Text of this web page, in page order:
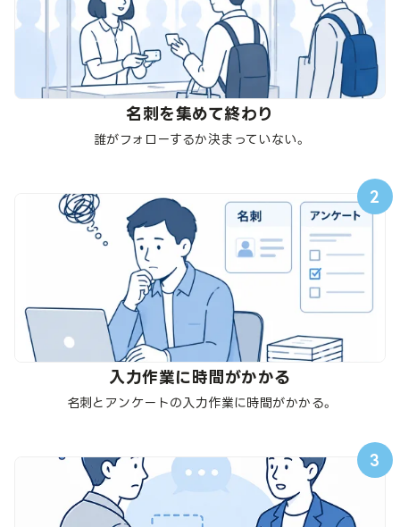
名刺を集めて終わり
誰がフォローするか決まっていない。
2
入力作業に時間がかかる
名刺とアンケートの入力作業に時間がかかる。
3